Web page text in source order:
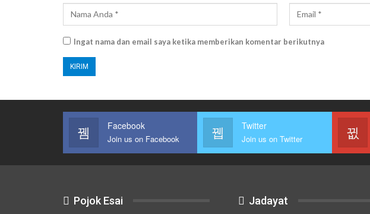
Ingat nama dan email saya ketika memberikan komentar berikutnya
Facebook
Join us on Facebook
Twitter
Join us on Twitter
Pojok Esai Jadayat